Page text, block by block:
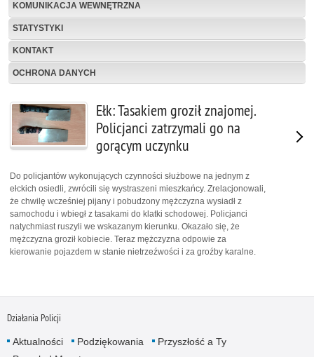
KOMUNIKACJA WEWNĘTRZNA
STATYSTYKI
KONTAKT
OCHRONA DANYCH
Ełk: Tasakiem groził znajomej.
Policjanci zatrzymali go na
gorącym uczynku
Do policjantów wykonujących czynności służbowe na jednym z
ełckich osiedli, zwrócili się wystraszeni mieszkańcy. Zrelacjonowali,
że chwilę wcześniej pijany i pobudzony mężczyzna wysiadł z
samochodu i wbiegł z tasakami do klatki schodowej. Policjanci
natychmiast ruszyli we wskazanym kierunku. Okazało się, że
mężczyzna groził kobiecie. Teraz mężczyzna odpowie za
kierowanie pojazdem w stanie nietrzeźwości i za groźby karalne.
Działania Policji
Aktualności Podziękowania
Przyszłość a Ty